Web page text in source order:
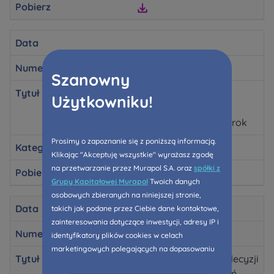
Szanowny
Użytkowniku!
Prosimy o zapoznanie się z poniższą informacją.
Klikając "Akceptuję wszystkie" wyrażasz zgodę
na przetwarzanie przez Murapol S.A. oraz spółki z
Grupy Kapitałowej Murapol Twoich danych
osobowych zbieranych na niniejszej stronie,
takich jak podane przez Ciebie dane kontaktowe,
zainteresowania dotyczące inwestycji, adresy IP i
identyfikatory plików cookies w celach
marketingowych polegających na dopasowaniu
Pobierz
Data
Numer raportu
Tytuł
RB2/2019: Dane
sprzedażowe Grupy
Murapol S.A. za 2018 rok
Kategoria ESPI
Pobierz
Data
Numer raportu
Tytuł
RB3/2019: Podjęcie decyzji